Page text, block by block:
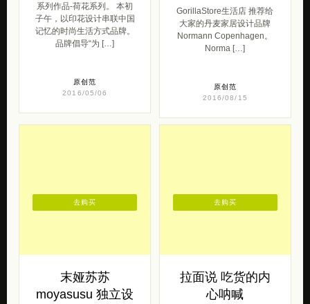
系列作品-荷花系列。 本初
子午，以印花设计串联中国
记忆的时尚生活方式品牌。
品牌倡导“为 […]
原创范
2016/05/06
GorillaStore生活店 推荐给
大家的丹麦家居设计品牌
Normann Copenhagen。
Norma […]
原创范
2016/08/15
末娅苏苏
moyasusu 独立设
去购买
拉面说 吃货的内
心呐喊
去购买